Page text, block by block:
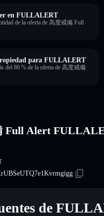
en FULLALERT
de la oferta de 高度戒備 Full
para FULLALERT
del 80 % de la oferta de 高度戒備
Full Alert
de